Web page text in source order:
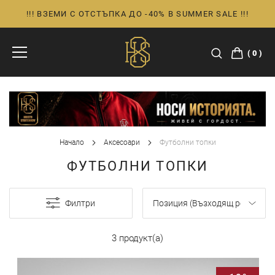
Прескачане
към
съдържанието
!!! ВЗЕМИ С ОТСТЪПКА ДО -40% В SUMMER SALE !!!
0
Начало Аксесоари Футболни топки
ФУТБОЛНИ ТОПКИ
Филтри
3 продукт(а)